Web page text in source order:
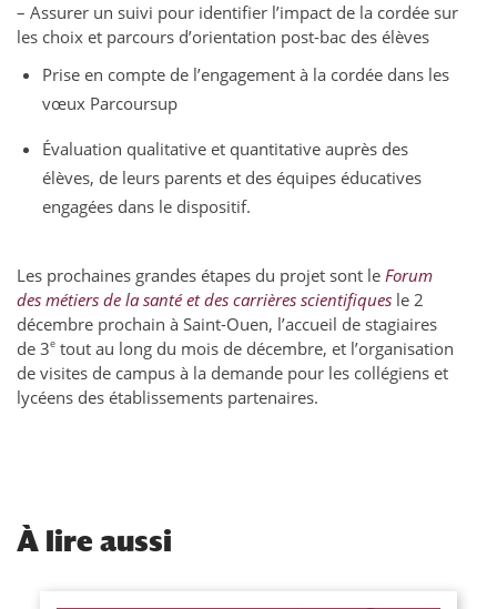
– Assurer un suivi pour identifier l’impact de la cordée sur
les choix et parcours d’orientation post-bac des élèves
Prise en compte de l’engagement à la cordée dans les
vœux Parcoursup
Évaluation qualitative et quantitative auprès des
élèves, de leurs parents et des équipes éducatives
engagées dans le dispositif.
Les prochaines grandes étapes du projet sont le Forum
des métiers de la santé et des carrières scientifiques le 2
décembre prochain à Saint-Ouen, l’accueil de stagiaires
de 3e tout au long du mois de décembre, et l’organisation
de visites de campus à la demande pour les collégiens et
lycéens des établissements partenaires.
À lire aussi